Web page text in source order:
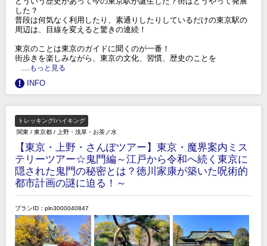
した？
普段は何気なく利用したり、素通りしたりしているだけの東京駅の
周辺は、目線を変えると驚きの連続！
東京のことは東京のガイドに聞くのが一番！
街歩きを楽しみながら、東京の文化、習慣、歴史のことを
.....もっと見る
INFO
トレッキング/ハイキング
関東 / 東京都 / 上野・浅草・お茶ノ水
【東京・上野・さんぽツアー】東京・魔界案内ミス
テリーツアー☆鬼門編～江戸から令和へ続く東京に
隠された鬼門の秘密とは？徳川家康が築いた呪術的
都市計画の謎に迫る！～
プランID：pln3000040847